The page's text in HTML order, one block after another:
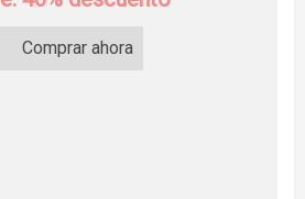
Comprar ahora